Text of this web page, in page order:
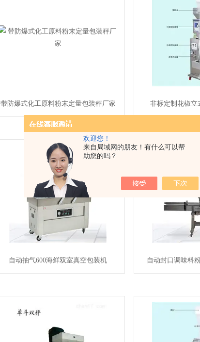
欢迎您！
来自局域网的朋友！有什么可以帮
助您的吗？
带防爆式化工原料粉末定量包装秤厂家 非标定制花椒立
自动抽气600海鲜双室真空包装机 自动封口调味料